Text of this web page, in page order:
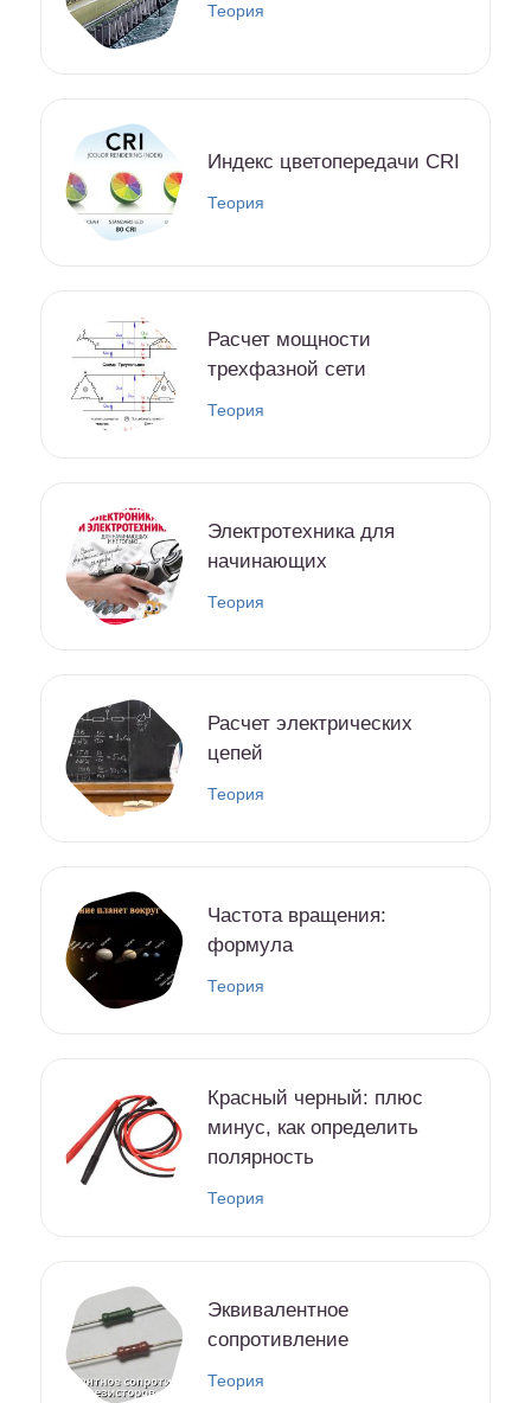
Теория
Индекс цветопередачи CRI
Теория
Расчет мощности
трехфазной сети
Теория
Электротехника для
начинающих
Теория
Расчет электрических
цепей
Теория
Частота вращения:
формула
Теория
Красный черный: плюс
минус, как определить
полярность
Теория
Эквивалентное
сопротивление
Теория